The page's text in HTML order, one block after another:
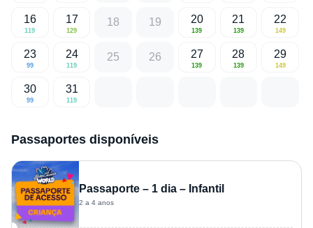
16
119
17
129
18 19 20
139
21
139
22
149
23
99
24
119
25 26 27
139
28
139
29
149
30
99
31
119
Passaportes disponíveis
Passaporte – 1 dia – Infantil
2 a 4 anos